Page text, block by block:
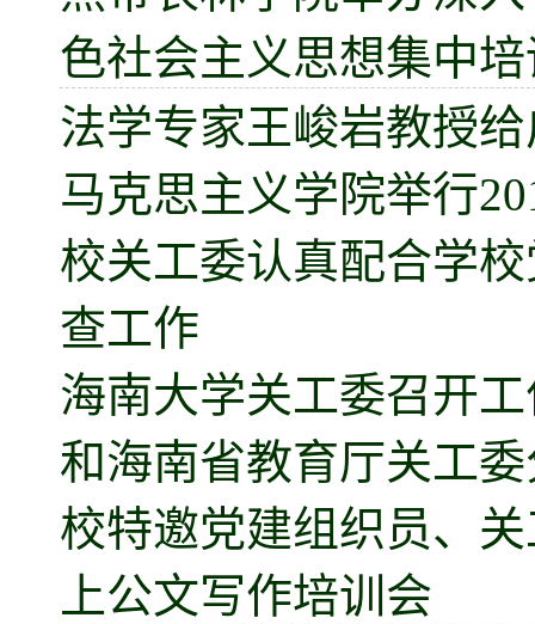
色社会主义思想集中
法学专家王峻岩教授
马克思主义学院举行
校关工委认真配合学
查工作
海南大学关工委召开
和海南省教育厅关工
校特邀党建组织员、
上公文写作培训会